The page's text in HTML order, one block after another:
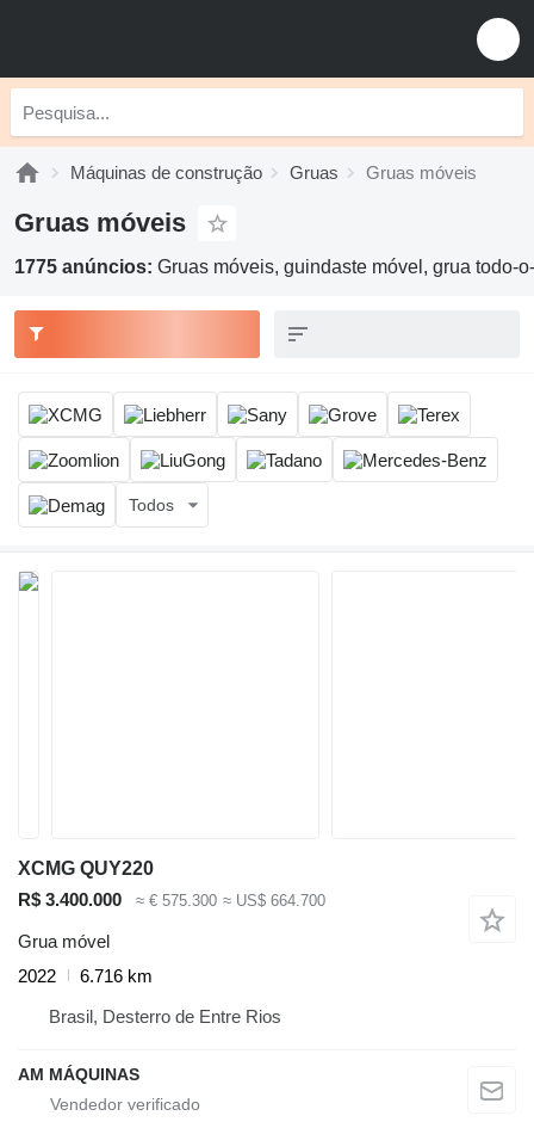
Máquinas de construção Gruas Gruas móveis
Gruas móveis
1775 anúncios: Gruas móveis, guindaste móvel, grua todo-
Todos
XCMG QUY220
R$ 3.400.000
≈ € 575.300 ≈ US$ 664.700
Grua móvel
2022
6.716 km
Brasil, Desterro de Entre Rios
AM MÁQUINAS